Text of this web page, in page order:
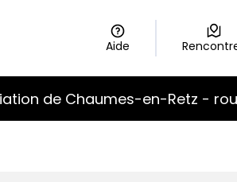
Aide
de Chaumes-en-Retz -